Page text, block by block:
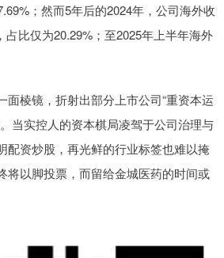
；然而5年后的2024年，公司海外收
占比仅为20.29%；至2025年上半年海外
面棱镜，折射出部分上市公司“重资本运
当实控人的资本棋局凌驾于公司治理与
配资炒股，再光鲜的行业标签也难以掩
将以脚投票，而留给金城医药的时间或